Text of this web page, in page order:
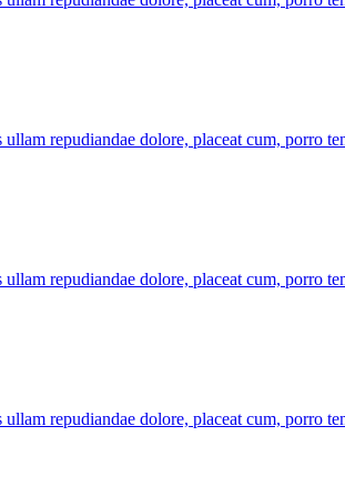
repudiandae dolore, placeat cum, porro
repudiandae dolore, placeat cum, porro
repudiandae dolore, placeat cum, porro